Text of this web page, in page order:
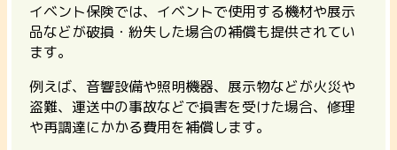
イベント保険では、イベントで使用する機材や展示
品などが破損・紛失した場合の補償も提供されてい
ます。
例えば、音響設備や照明機器、展示物などが火災や
盗難、運送中の事故などで損害を受けた場合、修理
や再調達にかかる費用を補償します。